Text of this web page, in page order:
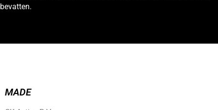
bevatten.
MADE